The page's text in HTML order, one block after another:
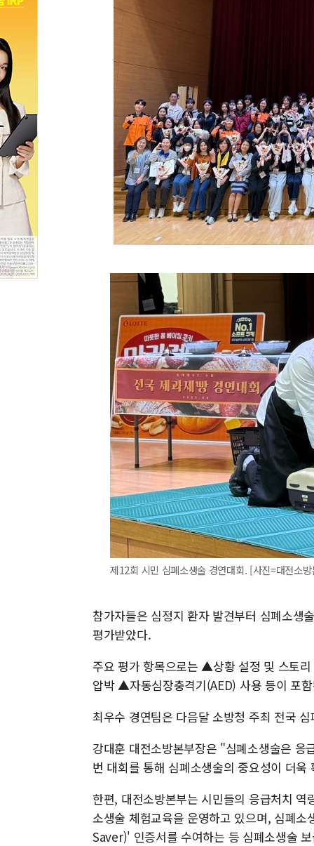
제12회 시민 심폐소생술 경연대회. [사진=대전
참가자들은 심정지 환자 발견부터 심폐소생
평가받았다.
주요 평가 항목으로는 ▲상황 설정 및 스토
압박 ▲자동심장충격기(AED) 사용 등이 포
최우수 경연팀은 다음달 소방청 주최 전국
강대훈 대전소방본부장은 "심폐소생술은
번 대회를 통해 심폐소생술의 중요성이 더
한편, 대전소방본부는 시민들의 응급처치
소생술 체험교육을 운영하고 있으며, 심폐
Saver)' 인증서를 수여하는 등 심폐소생술